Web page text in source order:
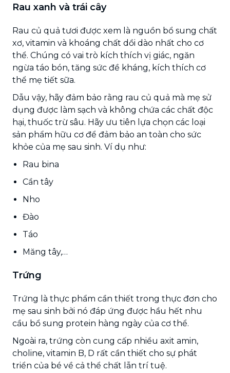
Rau xanh và trái cây
Rau củ quả tươi được xem là nguồn bổ sung chất
xơ, vitamin và khoáng chất dồi dào nhất cho cơ
thể. Chúng có vai trò kích thích vị giác, ngăn
ngừa táo bón, tăng sức đề kháng, kích thích cơ
thể mẹ tiết sữa.
Dẫu vậy, hãy đảm bảo rằng rau củ quả mà mẹ sử
dụng được làm sạch và không chứa các chất độc
hại, thuốc trừ sâu. Hãy ưu tiên lựa chọn các loại
sản phẩm hữu cơ để đảm bảo an toàn cho sức
khỏe của mẹ sau sinh. Ví dụ như:
Rau bina
Cần tây
Nho
Đào
Táo
Măng tây,…
Trứng
Trứng là thực phẩm cần thiết trong thực đơn cho
mẹ sau sinh bởi nó đáp ứng được hầu hết nhu
cầu bổ sung protein hàng ngày của cơ thể.
Ngoài ra, trứng còn cung cấp nhiều axit amin,
choline, vitamin B, D rất cần thiết cho sự phát
triển của bé về cả thể chất lẫn trí tuệ.